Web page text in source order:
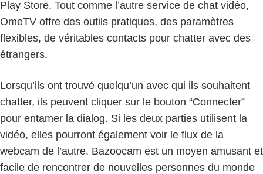
Play Store. Tout comme l’autre service de chat vidéo,
OmeTV offre des outils pratiques, des paramètres
flexibles, de véritables contacts pour chatter avec des
étrangers.
Lorsqu’ils ont trouvé quelqu’un avec qui ils souhaitent
chatter, ils peuvent cliquer sur le bouton “Connecter”
pour entamer la dialog. Si les deux parties utilisent la
vidéo, elles pourront également voir le flux de la
webcam de l’autre. Bazoocam est un moyen amusant et
facile de rencontrer de nouvelles personnes du monde